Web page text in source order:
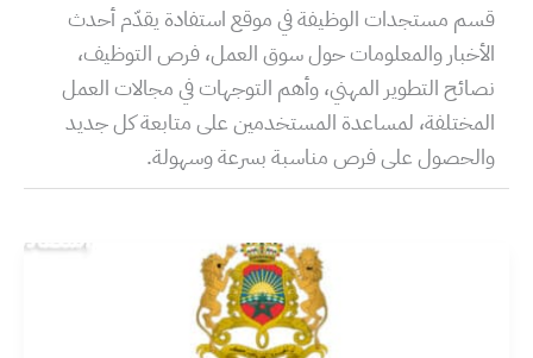
قسم مستجدات الوظيفة في موقع استفادة يقدّم أحدث
الأخبار والمعلومات حول سوق العمل، فرص التوظيف،
نصائح التطوير المهني، وأهم التوجهات في مجالات العمل
المختلفة، لمساعدة المستخدمين على متابعة كل جديد
والحصول على فرص مناسبة بسرعة وسهولة.